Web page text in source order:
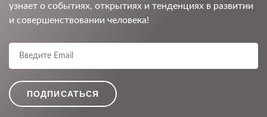
узнает о событиях, открытиях и тенденциях в развитии
и совершенствовании человека!